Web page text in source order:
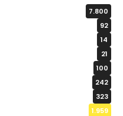
7.800
92
14
21
100
242
323
1.959